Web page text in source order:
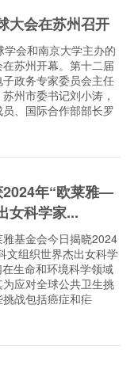
大会在苏州召开
会和南京大学主办的
苏州开幕。第十二届
政务专家委员会主任
州市委书记刘小涛，
、国际合作部部长罗
2024年“欧莱雅—
女科学家...
基金会今日揭晓2024
文组织世界杰出女科学
生命和环境科学领域
应对全球公共卫生挑
战包括癌症和疟